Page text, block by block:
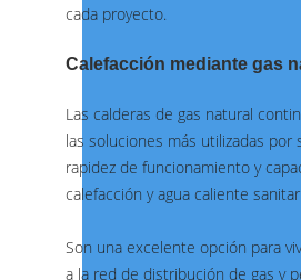
cada proyecto.
Calefacción mediante gas
Las calderas de gas natural
las soluciones más utilizadas por
rapidez de funcionamiento y
calefacción y agua caliente
Son una excelente opción para
a la red de distribución de gas y